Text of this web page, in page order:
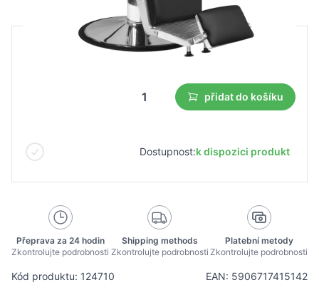
Kód produktu: 124710 EAN: 5906717415142
Maloobchodní cena
712,75 €
přidat do košíku
Dostupnost:k dispozici produkt
Přeprava za 24 hodin
Zkontrolujte podrobnosti
Shipping methods
Zkontrolujte podrobnosti
Platební metody
Zkontrolujte podrobnosti